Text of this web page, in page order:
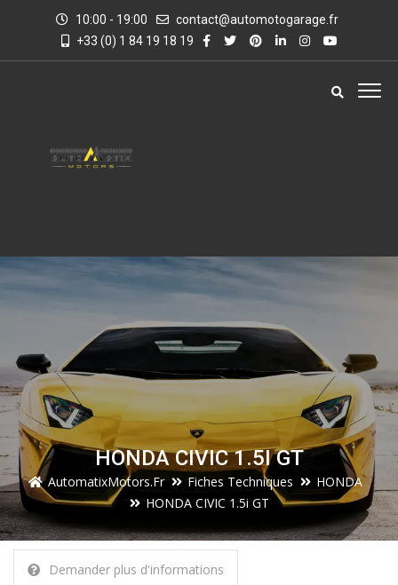
10:00 - 19:00
contact@automotogarage.fr
+33 (0) 1 84 19 18 19
HONDA CIVIC 1.5I GT
AutomatixMotors.fr Fiches Techniques
HONDA
HONDA CIVIC 1.5i GT
Demander plus d'informations